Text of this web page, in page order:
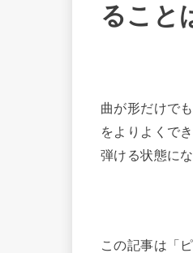
ること
曲が形だけで
をよりよくで
弾ける状態に
この記事は「